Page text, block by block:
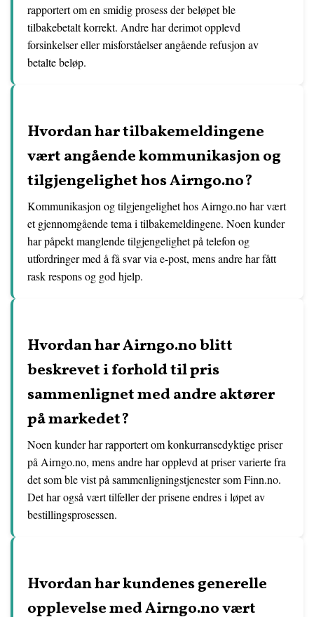
rapportert om en smidig prosess der beløpet ble
tilbakebetalt korrekt. Andre har derimot opplevd
forsinkelser eller misforståelser angående refusjon av
betalte beløp.
Hvordan har tilbakemeldingene
vært angående kommunikasjon og
tilgjengelighet hos Airngo.no?
Kommunikasjon og tilgjengelighet hos Airngo.no har vært
et gjennomgående tema i tilbakemeldingene. Noen kunder
har påpekt manglende tilgjengelighet på telefon og
utfordringer med å få svar via e-post, mens andre har fått
rask respons og god hjelp.
Hvordan har Airngo.no blitt
beskrevet i forhold til pris
sammenlignet med andre aktører
på markedet?
Noen kunder har rapportert om konkurransedyktige priser
på Airngo.no, mens andre har opplevd at priser varierte fra
det som ble vist på sammenligningstjenester som Finn.no.
Det har også vært tilfeller der prisene endres i løpet av
bestillingsprosessen.
Hvordan har kundenes generelle
opplevelse med Airngo.no vært